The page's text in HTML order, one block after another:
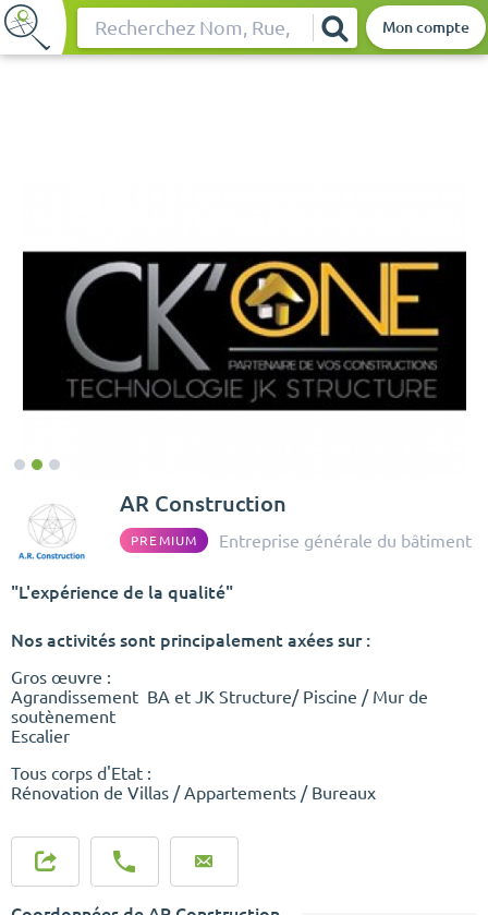
Rechercher Mon compte
AR Construction
PREMIUM Entreprise générale du bâtiment
"L'expérience de la qualité"
Nos activités sont principalement axées sur :
Gros œuvre :
Agrandissement BA et JK Structure/ Piscine / Mur de
soutènement
Escalier
Tous corps d'Etat :
Rénovation de Villas / Appartements / Bureaux